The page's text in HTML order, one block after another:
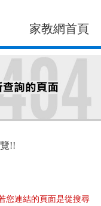
家教網首頁
老師
找案件
!!
您連結的頁面是從搜尋